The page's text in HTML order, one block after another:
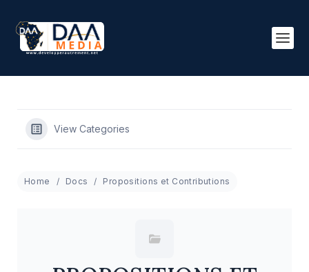
View Categories
Home Docs Propositions et Contributions